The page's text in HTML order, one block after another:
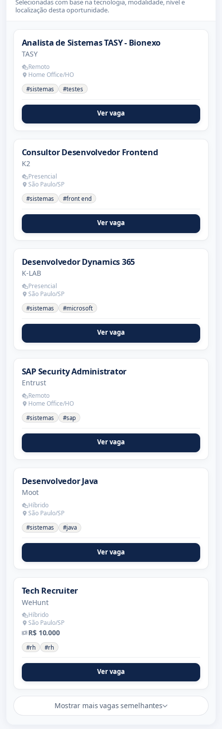
Selecionadas com base na tecnologia, modalidade, nível e
localização desta oportunidade.
Analista de Sistemas TASY - Bionexo
TASY
Remoto
Home Office/HO
#sistemas #testes
Ver vaga
Consultor Desenvolvedor Frontend
K2
Presencial
São Paulo/SP
#sistemas #front end
Ver vaga
Desenvolvedor Dynamics 365
K-LAB
Presencial
São Paulo/SP
#sistemas #microsoft
Ver vaga
SAP Security Administrator
Entrust
Remoto
Home Office/HO
#sistemas #sap
Ver vaga
Desenvolvedor Java
Moot
Híbrido
São Paulo/SP
#sistemas #java
Ver vaga
Tech Recruiter
WeHunt
Híbrido
São Paulo/SP
R$ 10.000
#rh #rh
Ver vaga
Mostrar mais vagas semelhantes